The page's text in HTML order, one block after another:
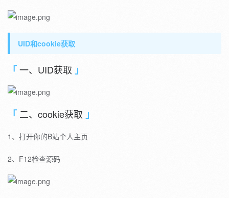
UID和cookie获取
一、UID获取
二、cookie获取
1、打开你的B站个人主页
2、F12检查源码